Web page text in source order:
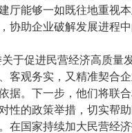
能够一如既往地重视
协助企业破解发展进程
于促进民营经济高质量
客观务实，又精准契合
据。下一步，他们将联
性的政策举措，切实帮
在国家持续加大民营经